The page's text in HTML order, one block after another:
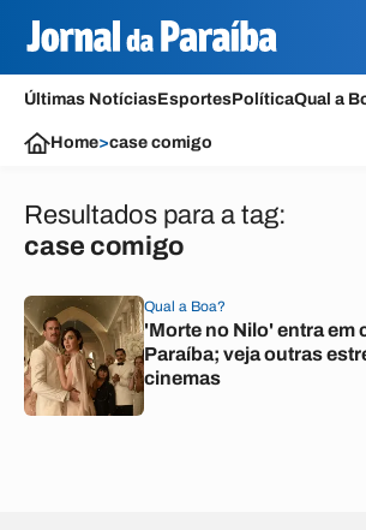
Últimas NotíciasEsportesPolíticaQual a
Home>case comigo
Resultados para a tag:
case comigo
Qual a Boa?
'Morte no Nilo' entra em
Paraíba; veja outras
cinemas